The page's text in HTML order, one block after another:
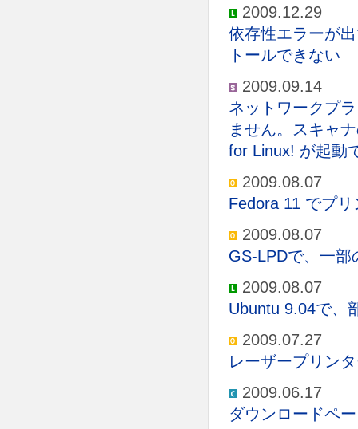
2009.12.29
依存性エラーが
トールできない
2009.09.14
ネットワークプ
ません。スキャ
for Linux! が起動
2009.08.07
Fedora 11 でプ
2009.08.07
GS-LPDで、一
2009.08.07
Ubuntu 9.04で、
2009.07.27
レーザープリン
2009.06.17
ダウンロードペ